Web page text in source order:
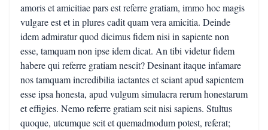
amoris et amicitiae pars est referre gratiam, immo hoc magis
vulgare est et in plures cadit quam vera amicitia. Deinde
idem admiratur quod dicimus fidem nisi in sapiente non
esse, tamquam non ipse idem dicat. An tibi videtur fidem
habere qui referre gratiam nescit? Desinant itaque infamare
nos tamquam incredibilia iactantes et sciant apud sapientem
esse ipsa honesta, apud vulgum simulacra rerum honestarum
et effigies. Nemo referre gratiam scit nisi sapiens. Stultus
quoque, utcumque scit et quemadmodum potest, referat;